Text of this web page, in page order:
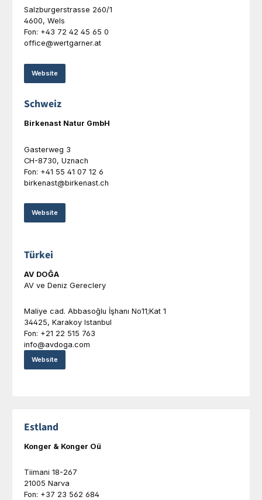
Salzburgerstrasse 260/1
4600, Wels
Fon: +43 72 42 45 65 0
office@wertgarner.at
Website
Schweiz
Birkenast Natur GmbH
Gasterweg 3
CH-8730, Uznach
Fon: +41 55 41 07 12 6
birkenast@birkenast.ch
Website
Türkei
AV DOĞA
AV ve Deniz Gereclery
Maliye cad. Abbasoğlu İşhanı No11;Kat 1
34425, Karakoy Istanbul
Fon: +21 22 515 763
info@avdoga.com
Website
Estland
Konger & Konger Oü
Tiimani 18-267
21005 Narva
Fon: +37 23 562 684